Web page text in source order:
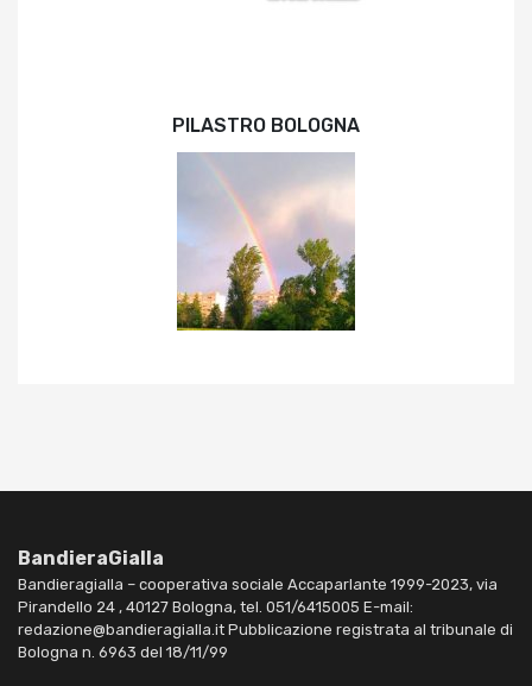
PILASTRO BOLOGNA
BandieraGialla
Bandieragialla – cooperativa sociale Accaparlante 1999-2023, via
Pirandello 24 , 40127 Bologna, tel. 051/6415005 E-mail:
redazione@bandieragialla.it Pubblicazione registrata al tribunale di
Bologna n. 6963 del 18/11/99